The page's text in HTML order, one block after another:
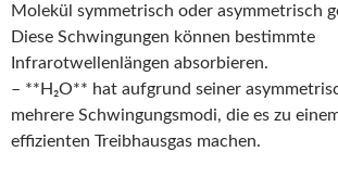
Molekül symmetrisch oder asymmetrisch
Diese Schwingungen können bestimmte
Infrarotwellenlängen absorbieren.
– **H₂O** hat aufgrund seiner
mehrere Schwingungsmodi, die es zu
effizienten Treibhausgas machen.